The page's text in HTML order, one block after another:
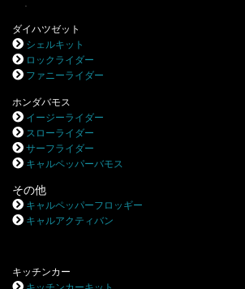
ダイハツゼット
シェルキット
ロックライダー
ファニーライダー
ホンダバモス
イージーライダー
スローライダー
サーフライダー
キャルペッパーバモス
その他
キャルペッパーフロッギー
キャルアクティバン
キッチンカー